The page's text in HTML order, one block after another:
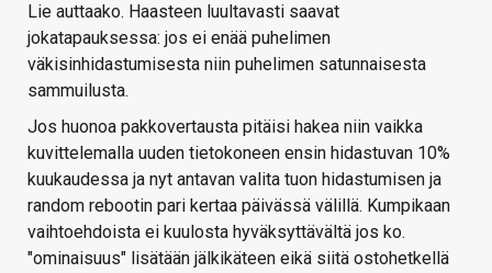
Lie auttaako. Haasteen luultavasti saavat
jokatapauksessa: jos ei enää puhelimen
väkisinhidastumisesta niin puhelimen satunnaisesta
sammuilusta.
Jos huonoa pakkovertausta pitäisi hakea niin vaikka
kuvittelemalla uuden tietokoneen ensin hidastuvan 10%
kuukaudessa ja nyt antavan valita tuon hidastumisen ja
random rebootin pari kertaa päivässä välillä. Kumpikaan
vaihtoehdoista ei kuulosta hyväksyttävältä jos ko.
"ominaisuus" lisätään jälkikäteen eikä siitä ostohetkellä